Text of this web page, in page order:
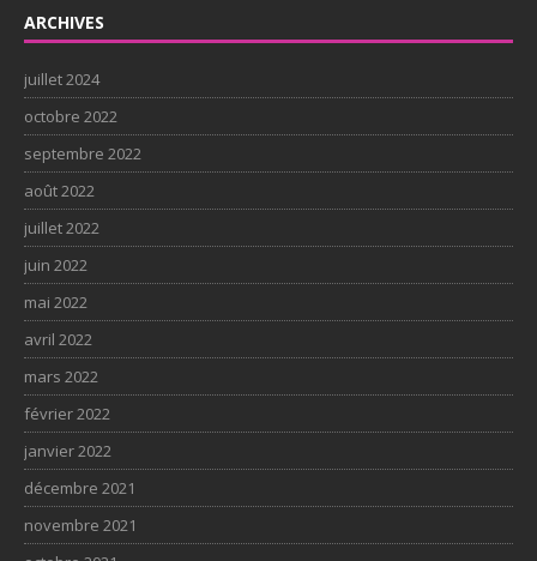
ARCHIVES
juillet 2024
octobre 2022
septembre 2022
août 2022
juillet 2022
juin 2022
mai 2022
avril 2022
mars 2022
février 2022
janvier 2022
décembre 2021
novembre 2021